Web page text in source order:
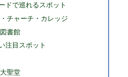
ドで巡れるスポット
チャーチ・カレッジ
書館
注目スポット
聖堂